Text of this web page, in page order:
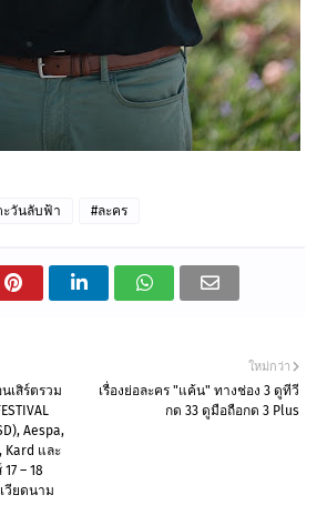
ะวันลับฟ้า #ละคร
ใหม่กว่า
เรื่องย่อละคร "แค้น" ทางช่อง 3 ดูทีวี
กด 33 ดูมือถือกด 3 Plus
เสิร์ตรวม
Aespa,
Kard และ
– 18
วียดนาม